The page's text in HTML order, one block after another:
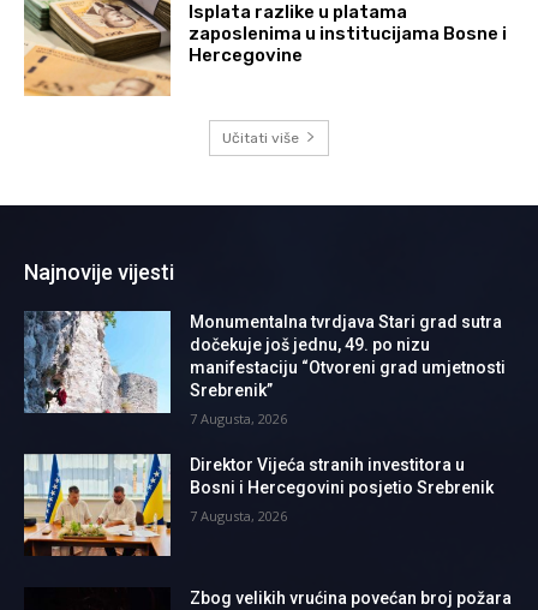
Isplata razlike u platama
zaposlenima u institucijama Bosne i
Hercegovine
Učitati više
Najnovije vijesti
Monumentalna tvrdjava Stari grad sutra
dočekuje još jednu, 49. po nizu
manifestaciju “Otvoreni grad umjetnosti
Srebrenik”
7 Augusta, 2026
Direktor Vijeća stranih investitora u
Bosni i Hercegovini posjetio Srebrenik
7 Augusta, 2026
Zbog velikih vrućina povećan broj požara